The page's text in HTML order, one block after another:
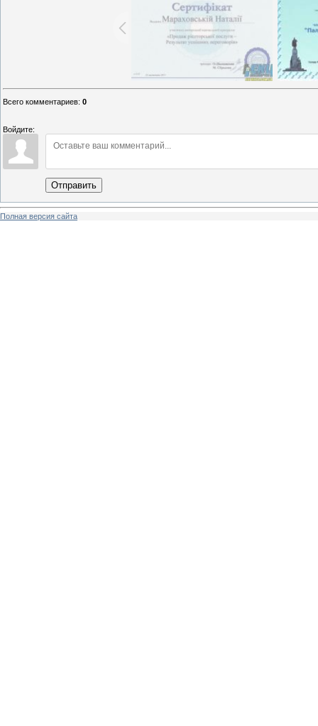
Всего комментариев: 0
Войдите:
Отправить
Полная версия сайта